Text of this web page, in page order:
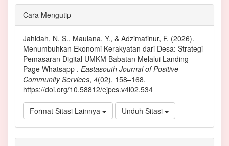
Rincian
Artikel
Cara Mengutip
Jahidah, N. S., Maulana, Y., & Adzimatinur, F. (2026).
Menumbuhkan Ekonomi Kerakyatan dari Desa: Strategi
Pemasaran Digital UMKM Babatan Melalui Landing
Page Whatsapp . Eastasouth Journal of Positive
Community Services, 4(02), 158–168.
https://doi.org/10.58812/ejpcs.v4i02.534
Format Sitasi Lainnya Unduh Sitasi